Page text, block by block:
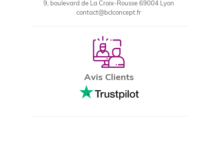
9, boulevard de La Croix-Rousse 69004 Lyon
contact@bclconcept.fr
Avis Clients